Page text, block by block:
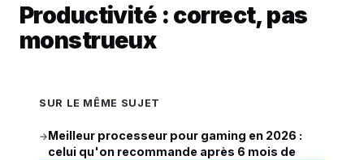
Productivité : correct, pas
monstrueux
SUR LE MÊME SUJET
→Meilleur processeur pour gaming en 2026 :
celui qu'on recommande après 6 mois de